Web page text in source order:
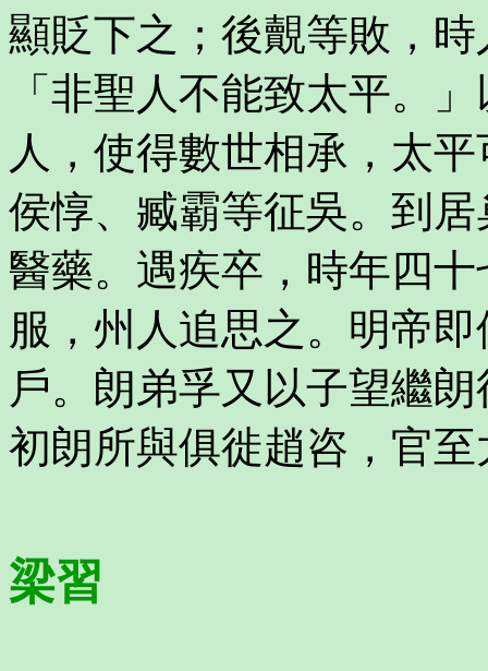
顯貶下之；後覿等敗，
「非聖人不能致太平。
人，使得數世相承，太
侯惇、臧霸等征吳。到
醫藥。遇疾卒，時年四
服，州人追思之。明帝
戶。朗弟孚又以子望繼
初朗所與俱徙趙咨，官
梁習